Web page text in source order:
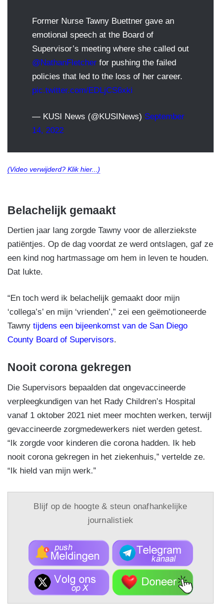
Former Nurse Tawny Buettner gave an
emotional speech at the Board of
Supervisor’s meeting where she called out
@NathanFletcher for pushing the failed
policies that led to the loss of her career.
pic.twitter.com/EDLjCS6xki
— KUSI News (@KUSINews) September
14, 2022
(Video verwijderd? Klik hier...)
Belachelijk gemaakt
Dertien jaar lang zorgde Tawny voor de allerziekste
patiëntjes. Op de dag voordat ze werd ontslagen, gaf ze
een kind nog hartmassage om hem in leven te houden.
Dat lukte.
“En toch werd ik belachelijk gemaakt door mijn
‘collega’s’ en mijn ‘vrienden’,” zei een geëmotioneerde
Tawny tijdens een bijeenkomst van de San Diego
County Board of Supervisors.
Nooit corona gekregen
Die Supervisors bepaalden dat ongevaccineerde
verpleegkundigen van het Rady Children’s Hospital
vanaf 1 oktober 2021 niet meer mochten werken, terwijl
gevaccineerde zorgmedewerkers niet werden getest.
“Ik zorgde voor kinderen die corona hadden. Ik heb
nooit corona gekregen in het ziekenhuis,” vertelde ze.
“Ik hield van mijn werk.”
Blijf op de hoogte & steun onafhankelijke
journalistiek